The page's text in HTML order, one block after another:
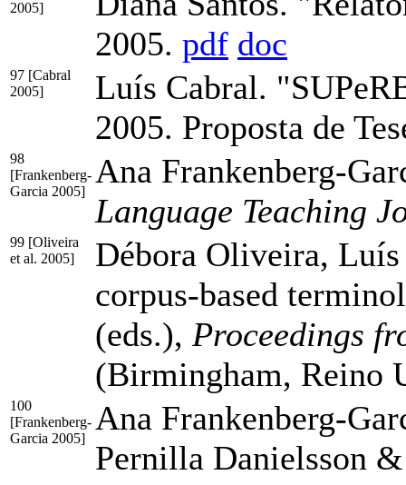
2005]
2005. pdf doc
97 [Cabral
2005]
Luís Cabral.
2005. Proposta de
98
[Frankenberg-
Garcia 2005]
Ana Frankenberg-
Language Teaching
99 [Oliveira
et al. 2005]
Débora Oliveira,
corpus-based
(eds.),Proceedings
(Birmingham, Reino
100
[Frankenberg-
Garcia 2005]
Ana Frankenberg-
Pernilla Danielsson